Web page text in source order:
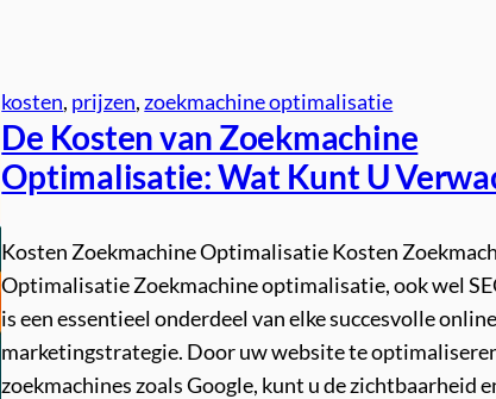
kosten, prijzen, zoekmachine optimalisatie
De Kosten van Zoekmachine
Optimalisatie: Wat Kunt U
Kosten Zoekmachine Optimalisatie Kosten
Optimalisatie Zoekmachine optimalisatie, ook wel
is een essentieel onderdeel van elke succesvolle online
marketingstrategie. Door uw website te
zoekmachines zoals Google, kunt u de zichtbaarheid